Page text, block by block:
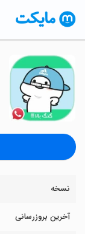
نسخه
آخرین بروزرسانی